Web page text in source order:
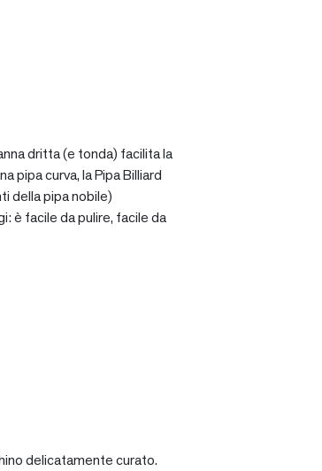
dritta (e tonda) facilita la
pipa curva, la Pipa Billiard
della pipa nobile)
è facile da pulire, facile da
delicatamente curato.